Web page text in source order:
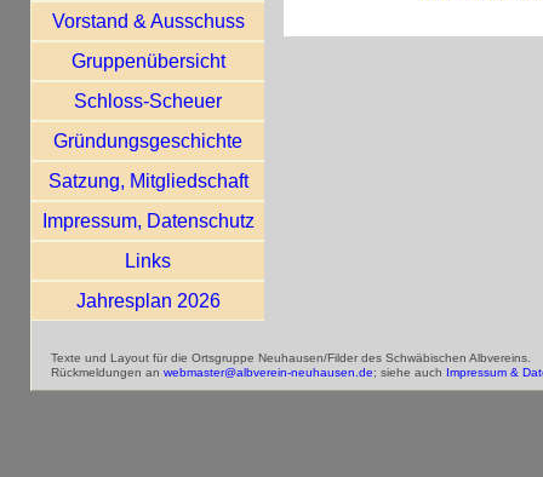
Vorstand & Ausschuss
Gruppenübersicht
Schloss-Scheuer
Gründungsgeschichte
Satzung, Mitgliedschaft
Impressum, Datenschutz
Links
Jahresplan 2026
Texte und Layout für die Ortsgruppe Neuhausen/Filder des Schwäbischen Albvereins.
Rückmeldungen an webmaster@albverein-neuhausen.de; siehe auch Impressum &